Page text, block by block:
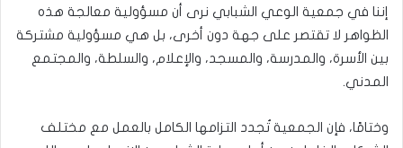
إننا في جمعية الوعي الشبابي نرى أن مسؤولية معالجة هذه
الظواهر لا تقتصر على جهة دون أخرى، بل هي مسؤولية مشتركة
بين الأسرة، والمدرسة، والمسجد، والإعلام، والسلطة، والمجتمع
المدني.
وختامًا، فإن الجمعية تُجدد التزامها الكامل بالعمل مع مختلف